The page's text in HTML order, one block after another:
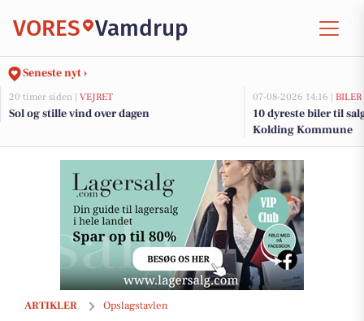
VORES Vamdrup
Seneste nyt ›
20 timer siden | VEJRET
Sol og stille vind over dagen
07-08-2026 14:16 | BILER
10 dyreste biler til
Kolding Kommune
ARTIKLER Opslagstavlen
SuperBrugsen Vamdrup fremhæver dansk symbol for midtugehygge